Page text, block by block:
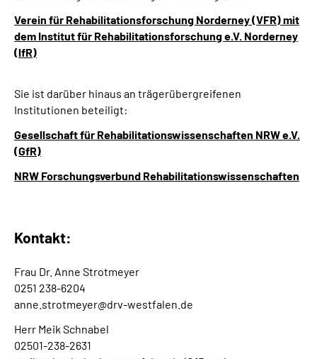
Verein für Rehabilitationsforschung Norderney (VFR) mit
dem Institut für Rehabilitationsforschung e.V. Norderney
(lfR)
Sie ist darüber hinaus an trägerübergreifenen
Institutionen beteiligt:
Gesellschaft für Rehabilitationswissenschaften NRW e.V.
(GfR)
NRW Forschungsverbund Rehabilitationswissenschaften
Kontakt:
Frau Dr. Anne Strotmeyer
0251 238-6204
anne.strotmeyer@drv-westfalen.de
Herr Meik Schnabel
02501-238-2631